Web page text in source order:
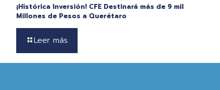
¡Histórica Inversión! CFE Destinará más de 9 mil
Millones de Pesos a Querétaro
Leer más